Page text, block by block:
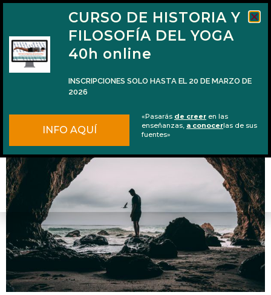
De fuera hacia dentro
CURSO DE HISTORIA Y
FILOSOFÍA DEL YOGA
40h online
INSCRIPCIONES SOLO HASTA EL 20 DE MARZO DE
2026
INFO AQUÍ
«Pasarás de creer en las
enseñanzas, a conocerlas de sus
fuentes»